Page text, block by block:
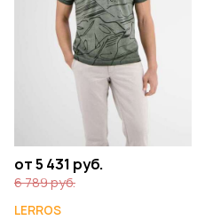
от 5 431 руб.
6 789 руб.
LERROS